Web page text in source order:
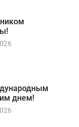
днем!